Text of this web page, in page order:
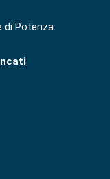
di Potenza